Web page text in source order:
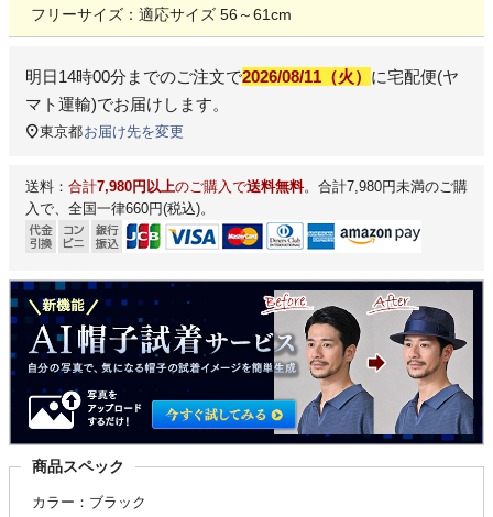
フリーサイズ：適応サイズ 56～61cm
明日14時00分 までのご注文で2026/08/11（火） に宅配便(ヤ
マト運輸)でお届けします。
東京都お届け先を変更
送料： 合計7,980円以上のご購入で送料無料。合計7,980円未満のご購
入で、全国一律660円(税込)。
商品スペック
カラー：ブラック